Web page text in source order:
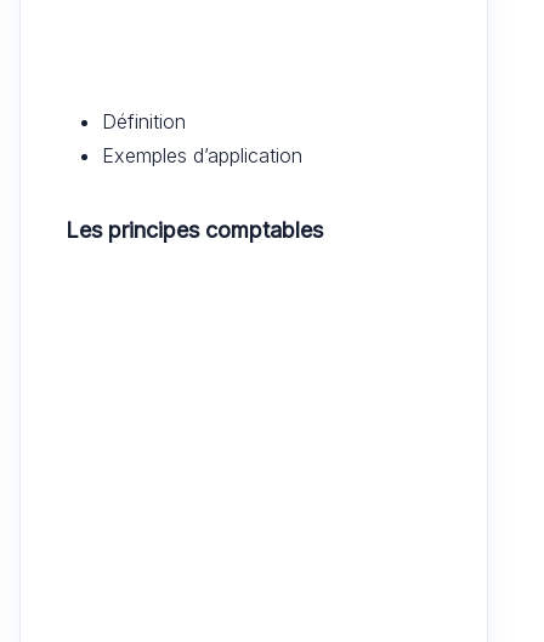
Définition
Exemples d’application
Les principes comptables